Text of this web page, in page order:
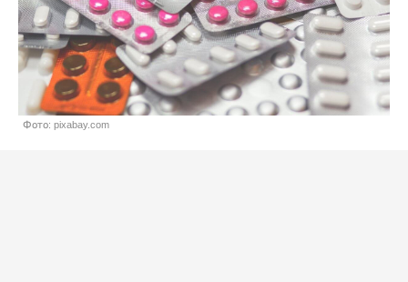
Фото: pixabay.com